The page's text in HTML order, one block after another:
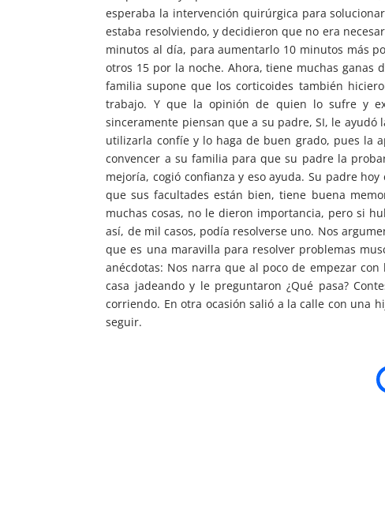
esperaba la intervención quirúrgica para
estaba resolviendo, y decidieron que no era
minutos al día, para aumentarlo 10 minutos más
otros 15 por la noche. Ahora, tiene muchas ganas
familia supone que los corticoides también
trabajo. Y que la opinión de quien lo sufre y
sinceramente piensan que a su padre, SI, le
utilizarla confíe y lo haga de buen grado, pues la
convencer a su familia para que su padre la
mejoría, cogió confianza y eso ayuda. Su padre
que sus facultades están bien, tiene buena
muchas cosas, no le dieron importancia, pero si
así, de mil casos, podía resolverse uno. Nos
que es una maravilla para resolver problemas
anécdotas: Nos narra que al poco de empezar
casa jadeando y le preguntaron ¿Qué pasa?
corriendo. En otra ocasión salió a la calle con una
seguir.